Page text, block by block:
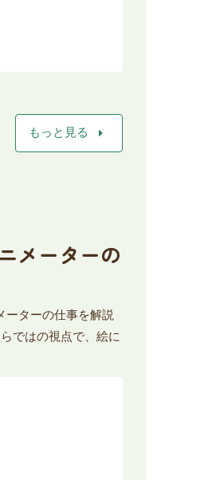
もっと見る arrow_right
メーターの
ーターの仕事を解説
ではの視点で、絵に